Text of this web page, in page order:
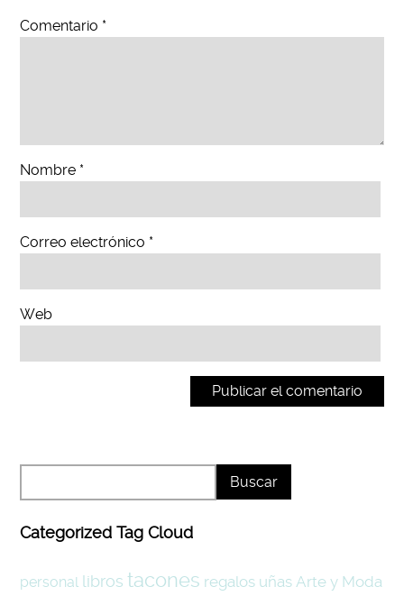
Comentario *
Nombre *
Correo electrónico *
Web
Categorized Tag Cloud
personal libros tacones regalos uñas Arte y Moda